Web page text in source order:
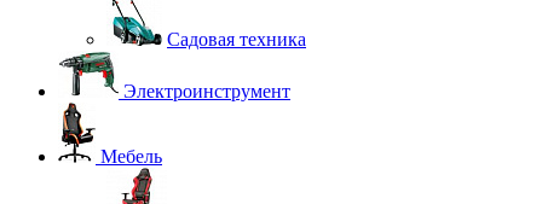
Садовая техника
Электроинструмент
Мебель